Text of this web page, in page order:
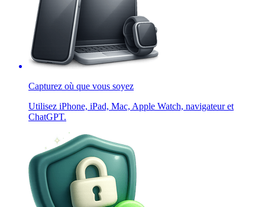
Capturez où que vous soyez
Utilisez iPhone, iPad, Mac, Apple Watch, navigateur et
ChatGPT.